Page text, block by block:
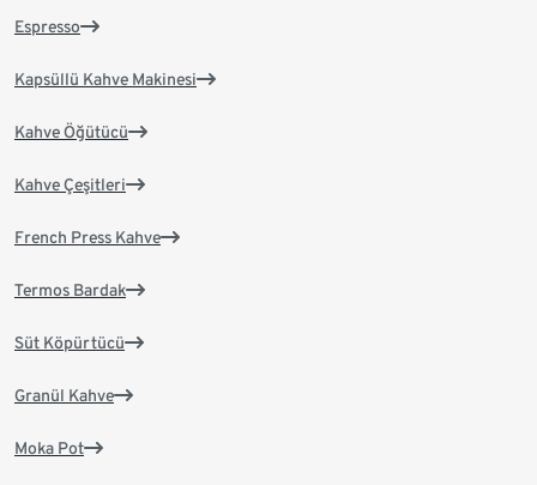
Espresso
Kapsüllü Kahve Makinesi
Kahve Öğütücü
Kahve Çeşitleri
French Press Kahve
Termos Bardak
Süt Köpürtücü
Granül Kahve
Moka Pot